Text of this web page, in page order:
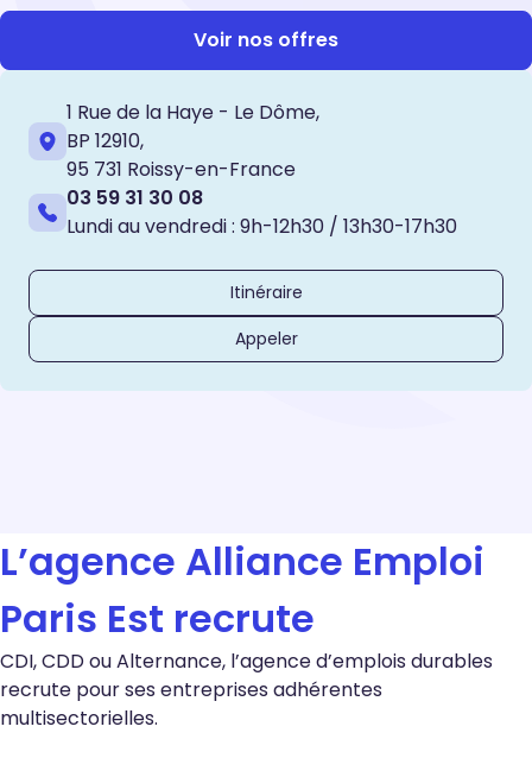
Voir nos offres
1 Rue de la Haye - Le Dôme,
BP 12910,
95 731 Roissy-en-France
03 59 31 30 08
Lundi au vendredi : 9h-12h30 / 13h30-17h30
Itinéraire
Appeler
L’agence Alliance Emploi
Paris Est recrute
CDI, CDD ou Alternance, l’agence d’emplois durables
recrute pour ses entreprises adhérentes
multisectorielles.